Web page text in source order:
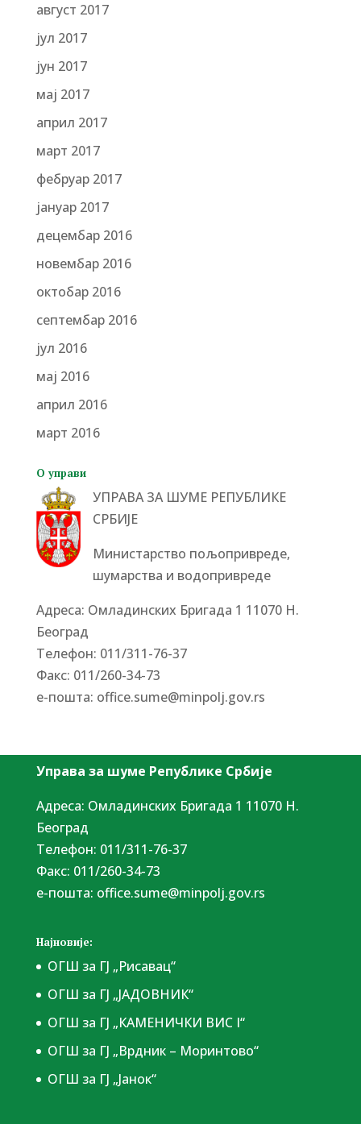
август 2017
јул 2017
јун 2017
мај 2017
април 2017
март 2017
фебруар 2017
јануар 2017
децембар 2016
новембар 2016
октобар 2016
септембар 2016
јул 2016
мај 2016
април 2016
март 2016
О управи
УПРАВА ЗА ШУМЕ РЕПУБЛИКЕ
СРБИЈЕ
Министарство пољопривреде,
шумарства и водопривреде
Адреса: Омладинских Бригада 1 11070 Н.
Београд
Tелефон: 011/311-76-37
Факс: 011/260-34-73
е-пошта: office.sume@minpolj.gov.rs
Управа за шуме Републике Србије
Адреса: Омладинских Бригада 1 11070 Н.
Београд
Tелефон: 011/311-76-37
Факс: 011/260-34-73
е-пошта: office.sume@minpolj.gov.rs
Најновије:
ОГШ за ГЈ „Рисавац“
ОГШ за ГЈ „ЈАДОВНИК“
ОГШ за ГЈ „КАМЕНИЧКИ ВИС I“
ОГШ за ГЈ „Врдник – Моринтово“
ОГШ за ГЈ „Јанок“